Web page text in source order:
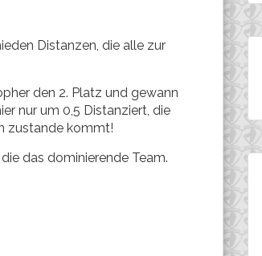
Distanzen, die alle zur
den 2. Platz und gewann
nur um 0,5 Distanziert, die
zustande kommt!
das dominierende Team.